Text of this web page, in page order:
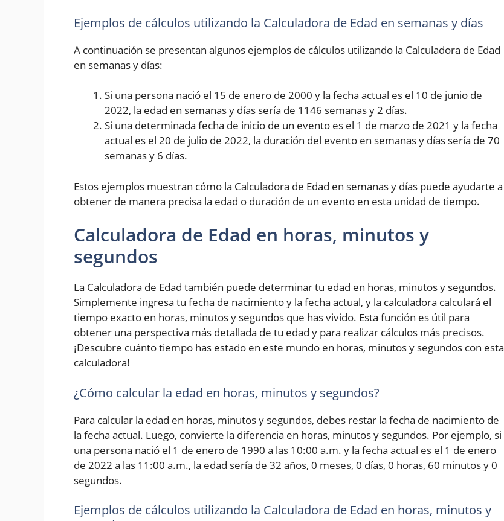
Ejemplos de cálculos utilizando la Calculadora de Edad en semanas y días
A continuación se presentan algunos ejemplos de cálculos utilizando la Calculadora de Edad
en semanas y días:
Si una persona nació el 15 de enero de 2000 y la fecha actual es el 10 de junio de
2022, la edad en semanas y días sería de 1146 semanas y 2 días.
Si una determinada fecha de inicio de un evento es el 1 de marzo de 2021 y la fecha
actual es el 20 de julio de 2022, la duración del evento en semanas y días sería de 70
semanas y 6 días.
Estos ejemplos muestran cómo la Calculadora de Edad en semanas y días puede ayudarte a
obtener de manera precisa la edad o duración de un evento en esta unidad de tiempo.
Calculadora de Edad en horas, minutos y
segundos
La Calculadora de Edad también puede determinar tu edad en horas, minutos y segundos.
Simplemente ingresa tu fecha de nacimiento y la fecha actual, y la calculadora calculará el
tiempo exacto en horas, minutos y segundos que has vivido. Esta función es útil para
obtener una perspectiva más detallada de tu edad y para realizar cálculos más precisos.
¡Descubre cuánto tiempo has estado en este mundo en horas, minutos y segundos con esta
calculadora!
¿Cómo calcular la edad en horas, minutos y segundos?
Para calcular la edad en horas, minutos y segundos, debes restar la fecha de nacimiento de
la fecha actual. Luego, convierte la diferencia en horas, minutos y segundos. Por ejemplo, si
una persona nació el 1 de enero de 1990 a las 10:00 a.m. y la fecha actual es el 1 de enero
de 2022 a las 11:00 a.m., la edad sería de 32 años, 0 meses, 0 días, 0 horas, 60 minutos y 0
segundos.
Ejemplos de cálculos utilizando la Calculadora de Edad en horas, minutos y